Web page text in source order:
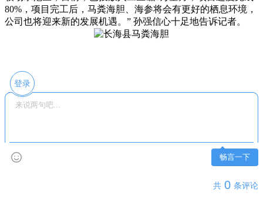
80%，项目完工后，马粪海胆、海参将会有更好的栖息环境，
公司也将迎来新的发展机遇。” 孙强信心十足地告诉记者。
登录
畅言一下
共 0 条评论